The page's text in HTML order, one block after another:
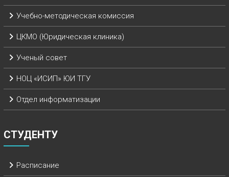
Учебно-методическая комиссия
ЦКМО (Юридическая клиника)
Ученый совет
НОЦ «ИСИП» ЮИ ТГУ
Отдел информатизации
СТУДЕНТУ
Расписание